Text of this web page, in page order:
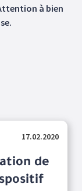
à bien
17.02.2020
de